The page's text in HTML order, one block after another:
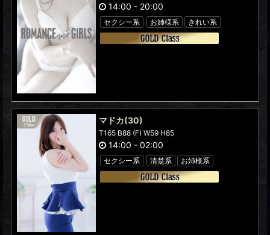
14:00 - 20:00
セクシー系 お姉様系 きれい系
マドカ(30)
T165 B88 (F) W59 H85
14:00 - 02:00
セクシー系 清楚系 お姉様系